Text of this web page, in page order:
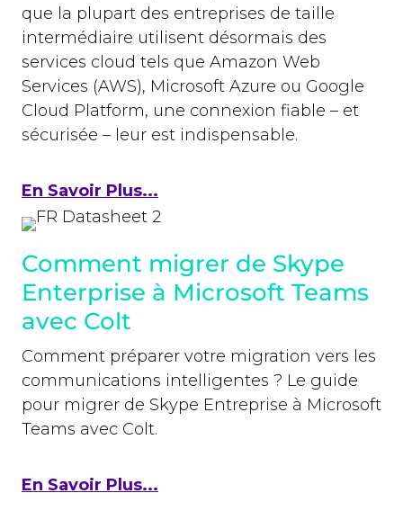
que la plupart des entreprises de taille
intermédiaire utilisent désormais des
services cloud tels que Amazon Web
Services (AWS), Microsoft Azure ou Google
Cloud Platform, une connexion fiable – et
sécurisée – leur est indispensable.
En Savoir Plus...
Comment migrer de Skype
Enterprise à Microsoft Teams
avec Colt
Comment préparer votre migration vers les
communications intelligentes ? Le guide
pour migrer de Skype Entreprise à Microsoft
Teams avec Colt.
En Savoir Plus...